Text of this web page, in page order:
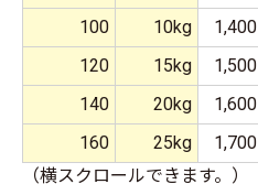
100
10kg 1,400
120
15kg 1,500
140
20kg 1,600
160
25kg 1,700
（横スクロールできます。）